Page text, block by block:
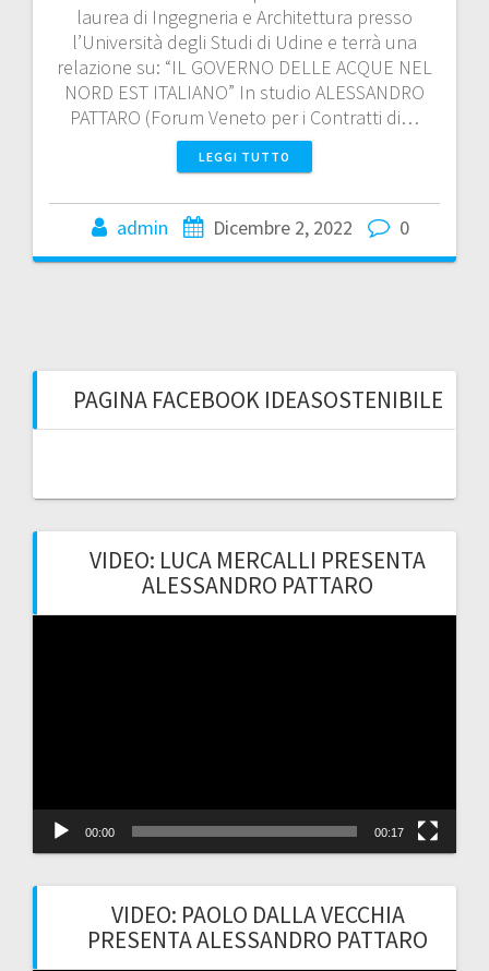
laurea di Ingegneria e Architettura presso
l’Università degli Studi di Udine e terrà una
relazione su: “IL GOVERNO DELLE ACQUE NEL
NORD EST ITALIANO” In studio ALESSANDRO
PATTARO (Forum Veneto per i Contratti di…
LEGGI TUTTO
admin Dicembre 2, 2022 0
PAGINA FACEBOOK IDEASOSTENIBILE
VIDEO: LUCA MERCALLI PRESENTA
ALESSANDRO PATTARO
00:00 00:17
VIDEO: PAOLO DALLA VECCHIA
PRESENTA ALESSANDRO PATTARO